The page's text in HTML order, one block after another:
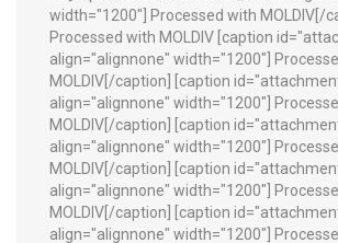
width="1200"]
Processed with MOLDIV[/
Processed with MOLDIV [caption
align="alignnone" width="1200"]
MOLDIV[/caption] [caption
align="alignnone" width="1200"]
MOLDIV[/caption] [caption
align="alignnone" width="1200"]
MOLDIV[/caption] [caption
align="alignnone" width="1200"]
MOLDIV[/caption] [caption
align="alignnone" width="1200"]